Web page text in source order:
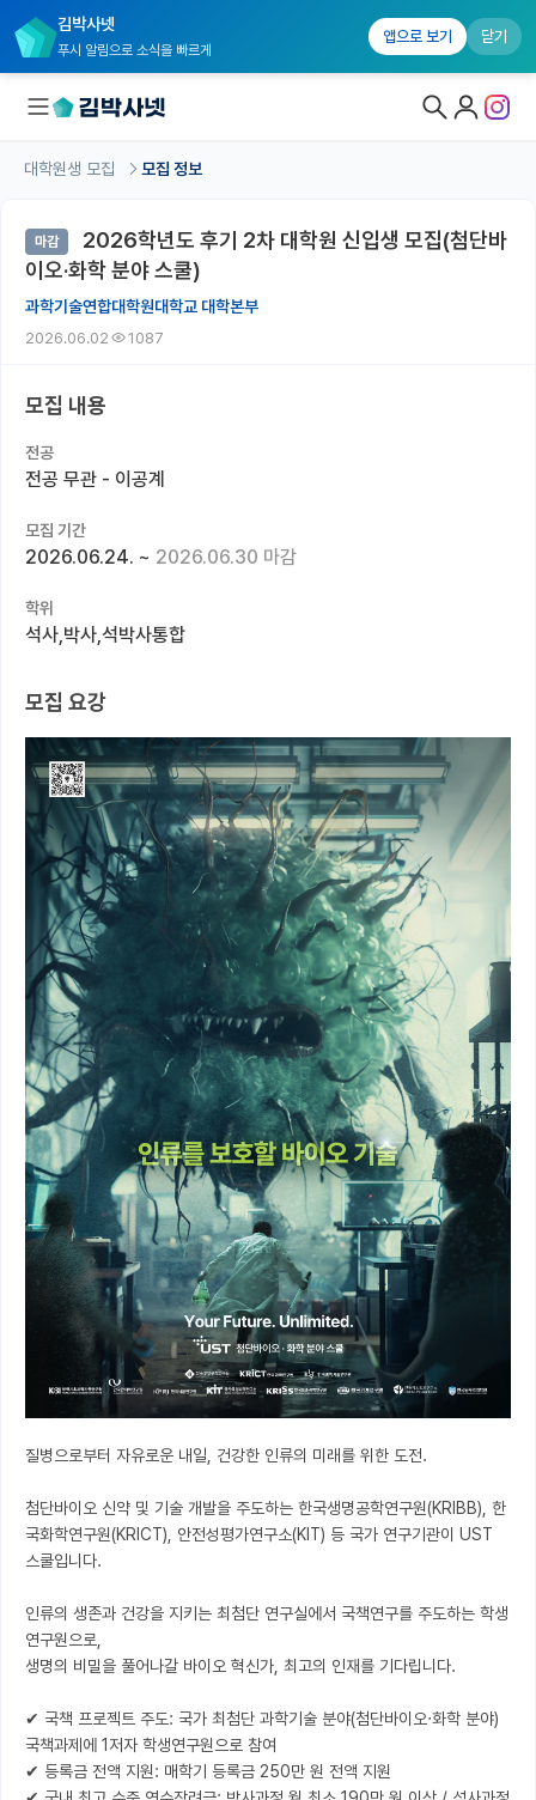
김박사넷
푸시 알림으로 소식을 빠르게
앱으로 보기 닫기
대학원생 모집 홈
기관별 모집 정보
연구실별 모집 정보
전공별 모집 정보
국내대학원 정보
연구실&오픈랩
커리어
반도체 아카데미
재팬라운지 🌸
대학원생 모집 모집 정보
마감
2026학년도 후기 2차 대학원 신입생 모집(첨단바
이오·화학 분야 스쿨)
과학기술연합대학원대학교 대학본부
2026.06.02 1087
모집 내용
전공
전공 무관 - 이공계
모집 기간
2026.06.24. ~ 2026.06.30 마감
학위
석사,박사,석박사통합
모집 요강
질병으로부터 자유로운 내일, 건강한 인류의 미래를 위한 도전.
첨단바이오 신약 및 기술 개발을 주도하는 한국생명공학연구원(KRIBB), 한
국화학연구원(KRICT), 안전성평가연구소(KIT) 등 국가 연구기관이 UST
스쿨입니다.
인류의 생존과 건강을 지키는 최첨단 연구실에서 국책연구를 주도하는 학생
연구원으로,
생명의 비밀을 풀어나갈 바이오 혁신가, 최고의 인재를 기다립니다.
✔ 국책 프로젝트 주도: 국가 최첨단 과학기술 분야(첨단바이오‧화학 분야)
국책과제에 1저자 학생연구원으로 참여
✔ 등록금 전액 지원: 매학기 등록금 250만 원 전액 지원